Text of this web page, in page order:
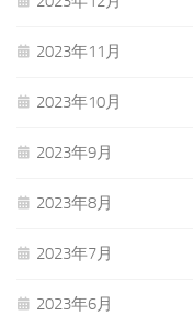
2023年11月
2023年10月
2023年9月
2023年8月
2023年7月
2023年6月